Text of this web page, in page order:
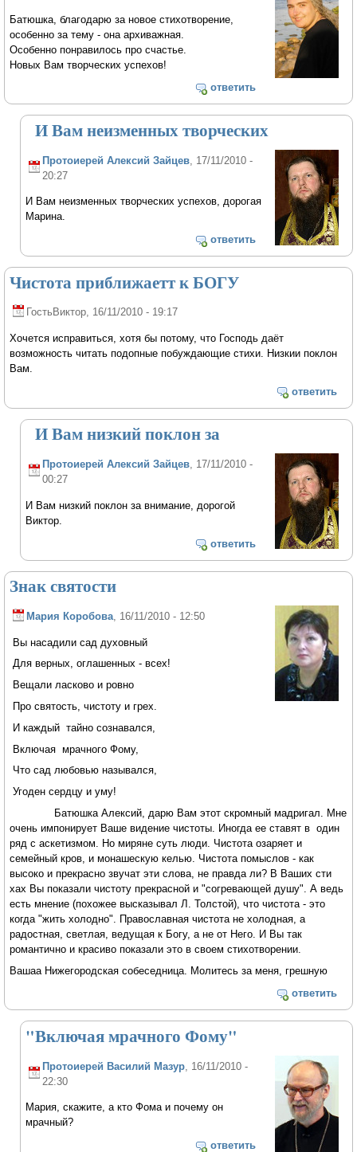
Батюшка, благодарю за новое стихотворение,
особенно за тему - она архиважная.
Особенно понравилось про счастье.
Новых Вам творческих успехов!
ответить
И Вам неизменных творческих
Протоиерей Алексий Зайцев , 17/11/2010 -
20:27
И Вам неизменных творческих успехов, дорогая
Марина.
ответить
Чистота приближаетт к БОГУ
ГостьВиктор, 16/11/2010 - 19:17
Хочется исправиться, хотя бы потому, что Господь даёт
возможность читать подопные побуждающие стихи. Низкии поклон
Вам.
ответить
И Вам низкий поклон за
Протоиерей Алексий Зайцев, 17/11/2010 -
00:27
И Вам низкий поклон за внимание, дорогой
Виктор.
ответить
Знак святости
Мария Коробова , 16/11/2010 - 12:50
Вы насадили сад духовный
Для верных, оглашенных - всех!
Вещали ласково и ровно
Про святость, чистоту и грех.
И каждый тайно сознавался,
Включая мрачного Фому,
Что сад любовью назывался,
Угоден сердцу и уму!
Батюшка Алексий, дарю Вам этот скромный мадригал. Мне
очень импонирует Ваше видение чистоты. Иногда ее ставят в один
ряд с аскетизмом. Но миряне суть люди. Чистота озаряет и
семейный кров, и монашескую келью. Чистота помыслов - как
высоко и прекрасно звучат эти слова, не правда ли? В Ваших сти
хах Вы показали чистоту прекрасной и "согревающей душу". А ведь
есть мнение (похожее высказывал Л. Толстой), что чистота - это
когда "жить холодно". Православная чистота не холодная, а
радостная, светлая, ведущая к Богу, а не от Него. И Вы так
романтично и красиво показали это в своем стихотворении.
Вашаа Нижегородская собеседница. Молитесь за меня, грешную
ответить
"Включая мрачного Фому"
Протоиерей Василий Мазур , 16/11/2010 -
22:30
Мария, скажите, а кто Фома и почему он
мрачный?
ответить